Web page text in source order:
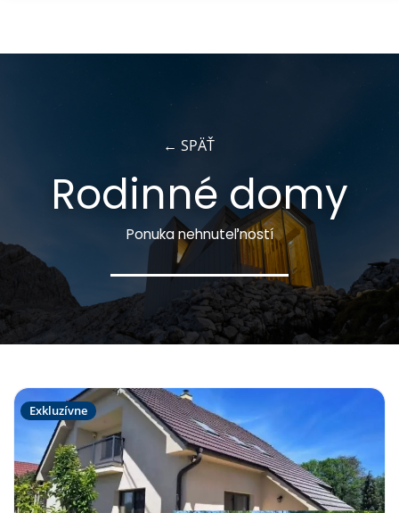
← SPÄŤ
Rodinné domy
Ponuka nehnuteľností
Exkluzívne